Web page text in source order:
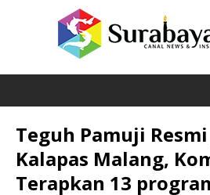
Teguh Pamuji
Kalapas Malang,
Terapkan 13